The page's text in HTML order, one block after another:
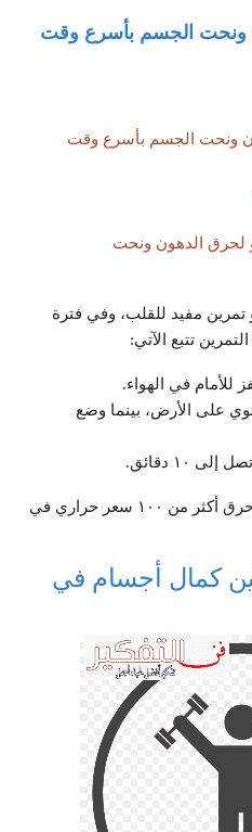
ونحت الجسم بأسرع وقت
ونحت الجسم بأسرع وقت
لحرق الدهون ونحت
تمرين مفيد للقلب، وفي فترة
تتبع الآتي:
للأمام في الهواء.
على الأرض، بينما وضع
١٠ دقائق.
بممارسة هذا التمرين ستستطيع حرق أكثر من ١٠٠ سعر حراري في
كمال أجسام في